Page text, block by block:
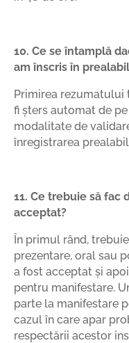
10. Ce se întamplă
am înscris în
Primirea rezumatului
fi șters automat de
modalitate de
înregistrarea
11. Ce trebuie să fac
acceptat?
Ȋn primul rând,
prezentare, oral sau
a fost acceptat și
pentru manifestare.
parte la manifestare
cazul în care apar
respectării acestor